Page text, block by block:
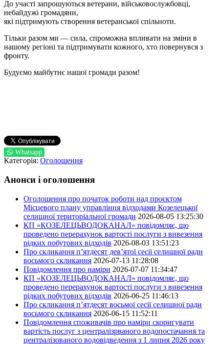
До участі запрошуються ветерани, військовослужбовці,
небайдужі громадяни,
які підтримують створення ветеранської спільноти.
Тільки разом ми — сила, спроможна впливати на зміни в
нашому регіоні та підтримувати кожного, хто повернувся з
фронту.
Будуємо майбутнє нашої громади разом!
Whatsapp
Категорія: Оголошення
Анонси і оголошення
Оголошення про початок роботи над проєктом
Місцевого плану управління відходами Козелецької
селищної територіальної громади 2026-08-05 13:25:30
КП «КОЗЕЛЕЦЬВОДОКАНАЛ» повідомляє, що
проведено перерахунок вартості послуги з вивезення
рідких побутових відходів 2026-08-03 13:51:23
Про скликання п’ятдесят дев’ятої сесії селищної ради
восьмого скликання 2026-07-13 11:28:08
Повідомлення про наміри 2026-07-07 11:34:47
КП «КОЗЕЛЕЦЬВОДОКАНАЛ» повідомляє, що
проведено перерахунок вартості послуги з вивезення
рідких побутових відходів 2026-06-25 11:46:13
Про скликання п’ятдесят восьмої сесії селищної ради
восьмого скликання 2026-06-15 11:52:11
Повідомлення споживачів про наміри скоригувати
вартість послуг з централізрваного водопостачання та
централізованого водовідведення з 1 липня 2026 року